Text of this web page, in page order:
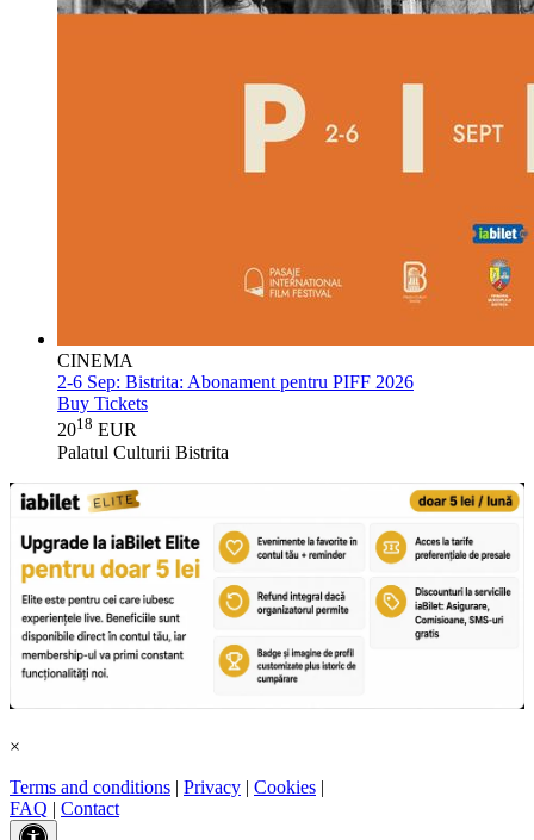
CINEMA
2-6 Sep: Bistrita: Abonament pentru PIFF 2026
Buy Tickets
2018 EUR
Palatul Culturii Bistrita
×
Terms and conditions | Privacy | Cookies |
FAQ | Contact